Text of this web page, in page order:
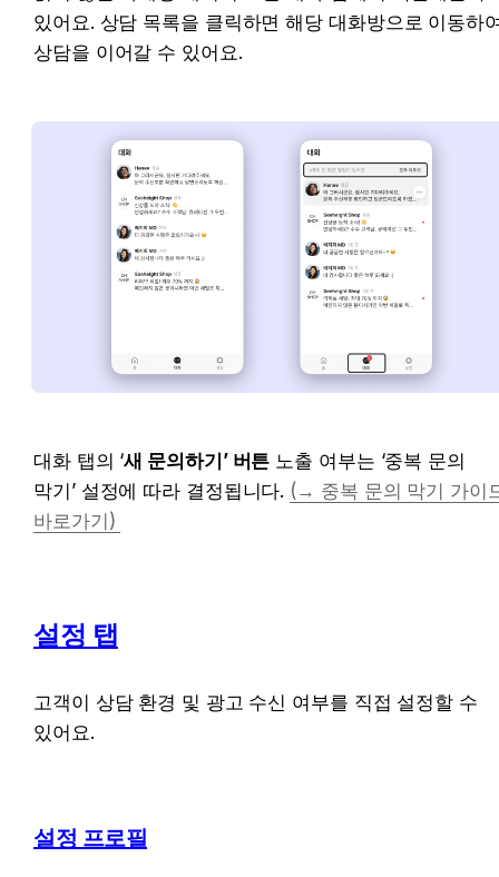
있어요. 상담 목록을 클릭하면 해당 대화방으로 이동하
상담을 이어갈 수 있어요.
대화 탭의 ‘새 문의하기’ 버튼 노출 여부는 ‘중복 문의
막기’ 설정에 따라 결정됩니다. (→ 중복 문의 막기 가이
바로가기)
설정 탭
고객이 상담 환경 및 광고 수신 여부를 직접 설정할 수
있어요.
설정 프로필